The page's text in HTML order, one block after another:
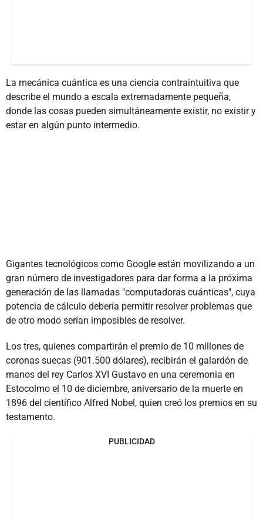
La mecánica cuántica es una ciencia contraintuitiva que
describe el mundo a escala extremadamente pequeña,
donde las cosas pueden simultáneamente existir, no existir y
estar en algún punto intermedio.
Gigantes tecnológicos como Google están movilizando a un
gran número de investigadores para dar forma a la próxima
generación de las llamadas "computadoras cuánticas", cuya
potencia de cálculo debería permitir resolver problemas que
de otro modo serían imposibles de resolver.
Los tres, quienes compartirán el premio de 10 millones de
coronas suecas (901.500 dólares), recibirán el galardón de
manos del rey Carlos XVI Gustavo en una ceremonia en
Estocolmo el 10 de diciembre, aniversario de la muerte en
1896 del científico Alfred Nobel, quien creó los premios en su
testamento.
PUBLICIDAD